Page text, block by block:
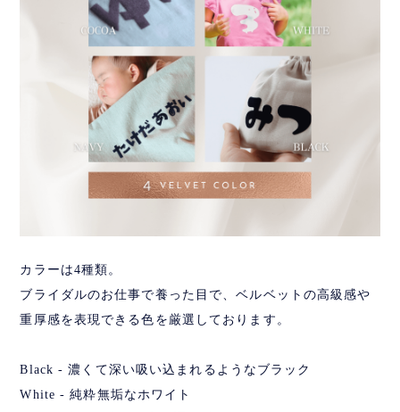
カラーは4種類。
ブライダルのお仕事で養った目で、ベルベットの高級感や
重厚感を表現できる色を厳選しております。
Black - 濃くて深い吸い込まれるようなブラック
White - 純粋無垢なホワイト